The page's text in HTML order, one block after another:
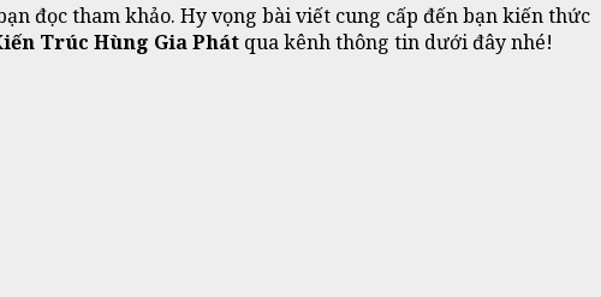
đọc tham khảo. Hy vọng bài viết cung cấp đến bạn kiến thức
Trúc Hùng Gia Phát qua kênh thông tin dưới đây nhé!